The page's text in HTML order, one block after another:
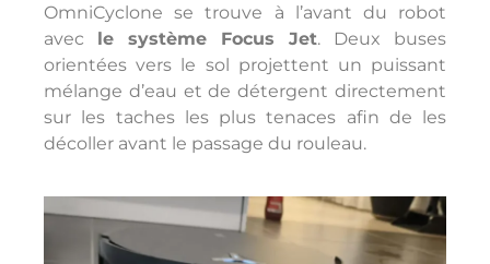
OmniCyclone se trouve à l’avant du robot
avec le système Focus Jet. Deux buses
orientées vers le sol projettent un puissant
mélange d’eau et de détergent directement
sur les taches les plus tenaces afin de les
décoller avant le passage du rouleau.